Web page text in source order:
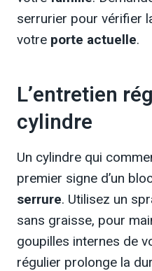
serrurier pour vérifier
votre porte actuelle.
L’entretien
cylindre
Un cylindre qui
premier signe d’un
serrure. Utilisez un
sans graisse, pour
goupilles internes de
régulier prolonge la